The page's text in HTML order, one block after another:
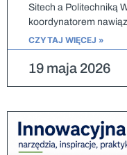
Sitech a Politechniką
koordynatorem
CZYTAJ WIĘCEJ »
19 maja 2026